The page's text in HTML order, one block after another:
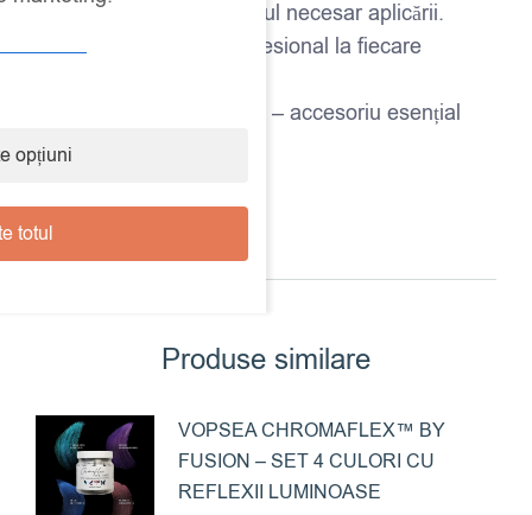
✔ Reduce efortul și timpul necesar aplicării.
✔ Asigură un finisaj profesional la fiecare
✔ Durabilă și reutilizabilă – accesoriu esențial
pentru pasionații de DIY.
Produse similare
VOPSEA CHROMAFLEX™ BY
FUSION – SET 4 CULORI CU
REFLEXII LUMINOASE
opțiuni
totul